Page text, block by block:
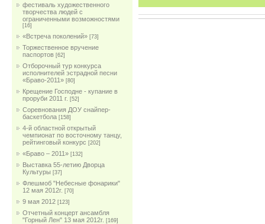
фестиваль художественного
творчества людей с
ограниченными возможностями
[16]
«Встреча поколений» [73]
Торжественное вручение
паспортов [62]
Отборочный тур конкурса
исполнителей эстрадной песни
«Браво-2011» [80]
Крещение Господне - купание в
проруби 2011 г. [52]
Соревнования ДОУ снайпер-
баскетбола [158]
4-й областной открытый
чемпионат по восточному танцу,
рейтинговый конкурс [202]
«Браво – 2011» [132]
Выставка 55-летию Дворца
Культуры [37]
Флешмоб "Небесные фонарики"
12 мая 2012г. [70]
9 мая 2012 [123]
Отчетный концерт ансамбля
"Горный Лен" 13 мая 2012г. [169]